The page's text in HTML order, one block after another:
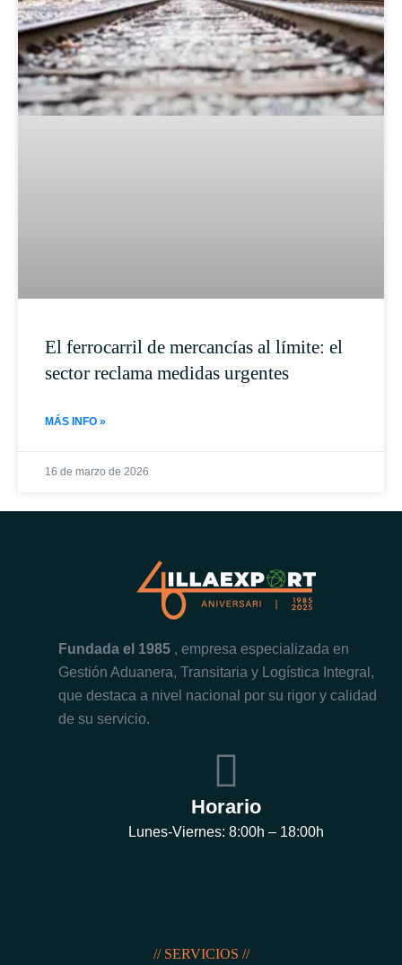
El ferrocarril de mercancías al límite: el
sector reclama medidas urgentes
MÁS INFO »
16 de marzo de 2026
Fundada el 1985 , empresa especializada en
Gestión Aduanera, Transitaria y Logística Integral,
que destaca a nivel nacional por su rigor y calidad
de su servicio.
Horario
Lunes-Viernes: 8:00h – 18:00h
// SERVICIOS //